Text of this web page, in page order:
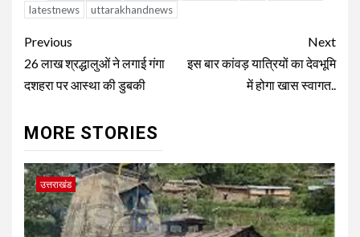
latestnews
uttarakhandnews
Continue
Reading
Previous
26 लाख श्रद्धालुओं ने लगाई गंगा
दशहरा पर आस्था की डुबकी
Next
इस बार कांवड़ यात्रियों का देवभूमि
में होगा खास स्वागत..
MORE STORIES
उत्तराखंड